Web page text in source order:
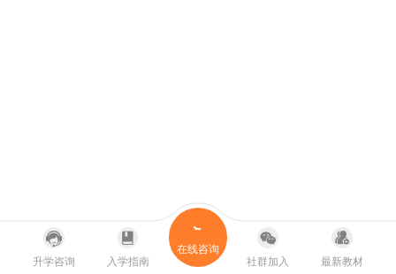
升学咨询 入学指南
在线咨询
社群加入
最新教材